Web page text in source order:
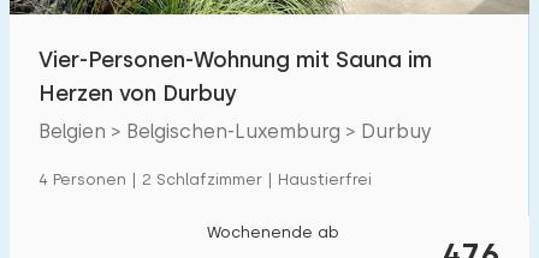
Vier-Personen-Wohnung mit Sauna im
Herzen von Durbuy
Belgien > Belgischen-Luxemburg > Durbuy
4 Personen | 2 Schlafzimmer | Haustierfrei
Wochenende ab